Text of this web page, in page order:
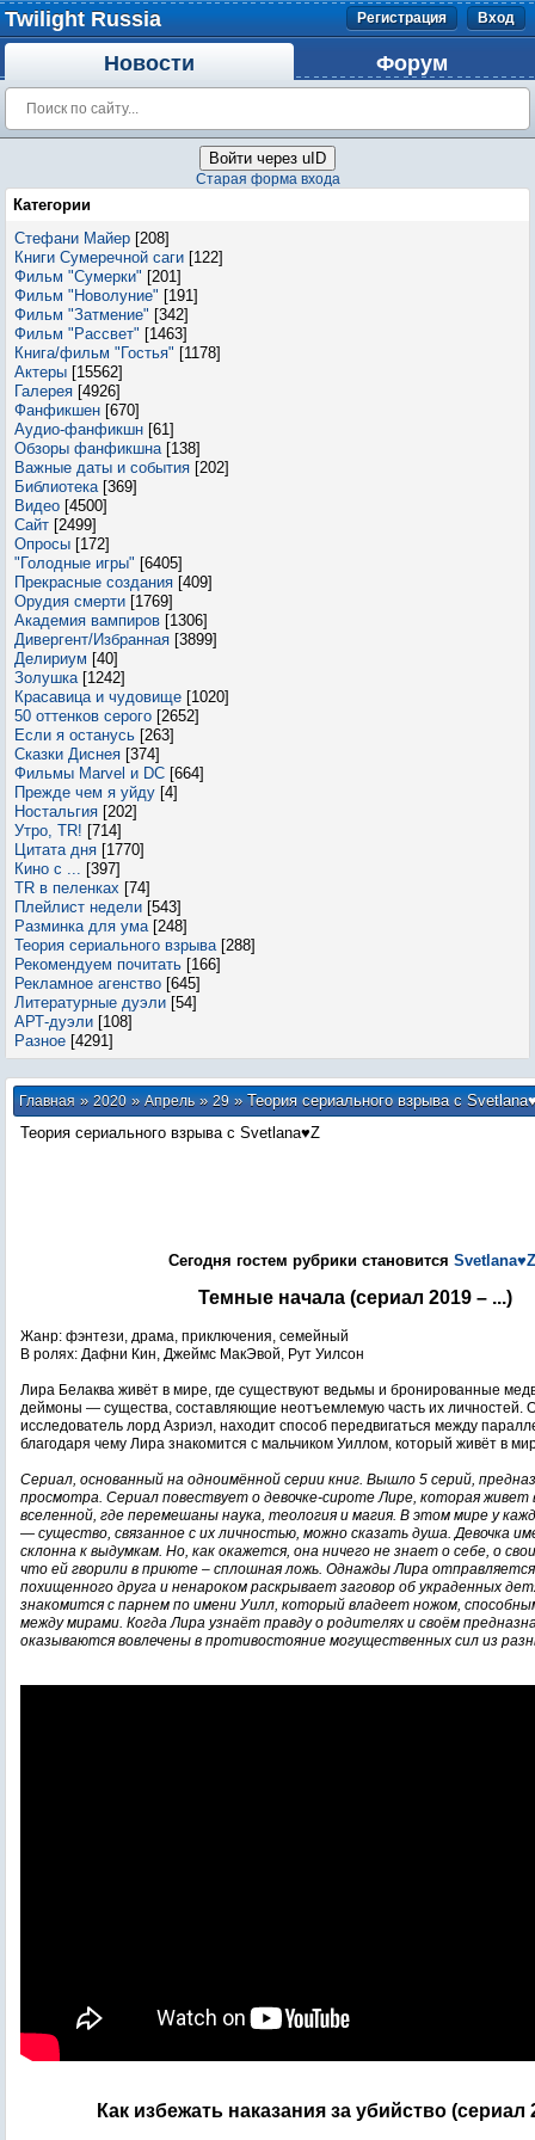
Twilight Russia Регистрация Вход
Новости Форум
Войти через uID
Старая форма входа
Категории
Стефани Майер [208]
Книги Сумеречной саги [122]
Фильм "Сумерки" [201]
Фильм "Новолуние" [191]
Фильм "Затмение" [342]
Фильм "Рассвет" [1463]
Книга/фильм "Гостья" [1178]
Актеры [15562]
Галерея [4926]
Фанфикшен [670]
Аудио-фанфикшн [61]
Обзоры фанфикшна [138]
Важные даты и события [202]
Библиотека [369]
Видео [4500]
Сайт [2499]
Опросы [172]
"Голодные игры" [6405]
Прекрасные создания [409]
Орудия смерти [1769]
Академия вампиров [1306]
Дивергент/Избранная [3899]
Делириум [40]
Золушка [1242]
Красавица и чудовище [1020]
50 оттенков серого [2652]
Если я останусь [263]
Сказки Диснея [374]
Фильмы Marvel и DC [664]
Прежде чем я уйду [4]
Ностальгия [202]
Утро, TR! [714]
Цитата дня [1770]
Кино с ... [397]
TR в пеленках [74]
Плейлист недели [543]
Разминка для ума [248]
Теория сериального взрыва [288]
Рекомендуем почитать [166]
Рекламное агенство [645]
Литературные дуэли [54]
АРТ-дуэли [108]
Разное [4291]
Главная»2020 » Апрель » 29» Теория сериального взрыва с
Теория сериального взрыва с Svetlana♥Z
Сегодня гостем рубрики становится Svetlana♥Z
Темные начала (сериал 2019 – ...)
Жанр: фэнтези, драма, приключения, семейный
В ролях: Дафни Кин, Джеймс МакЭвой, Рут Уилсон
Лира Белаква живёт в мире, где существуют ведьмы и бронированные
деймоны — существа, составляющие неотъемлемую часть их личностей.
исследователь лорд Азриэл, находит способ передвигаться между
благодаря чему Лира знакомится с мальчиком Уиллом, который живёт в
Сериал, основанный на одноимённой серии книг. Вышло 5 серий,
просмотра. Сериал повествует о девочке-сироте Лире, которая живет
вселенной, где перемешаны наука, теология и магия. В этом мире у
— существо, связанное с их личностью, можно сказать душа. Девочка
склонна к выдумкам. Но, как окажется, она ничего не знает о себе, о
что ей гворили в приюте – сплошная ложь. Однажды Лира отправляется
похищенного друга и ненароком раскрывает заговор об украденных
знакомится с парнем по имени Уилл, который владеет ножом,
между мирами. Когда Лира узнаёт правду о родителях и своём
оказываются вовлечены в противостояние могущественных сил из
Как избежать наказания за убийство (сериал